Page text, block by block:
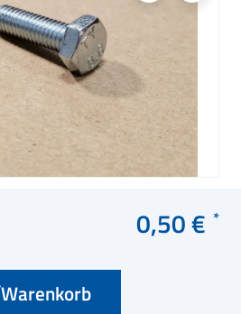
0,50 €
Warenkorb